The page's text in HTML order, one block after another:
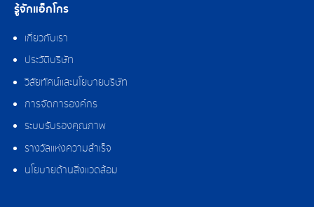
รู้จักแอ็กโกร
เกี่ยวกับเรา
ประวัติบริษัท
วิสัยทัศน์และนโยบายบริษัท
การจัดการองค์กร
ระบบรับรองคุณภาพ
รางวัลแห่งความสำเร็จ
นโยบายด้านสิ่งแวดล้อม